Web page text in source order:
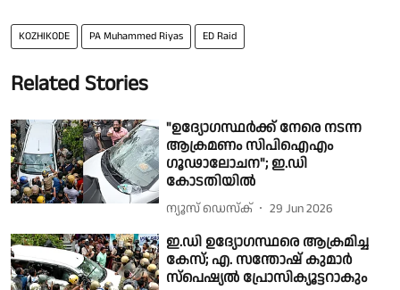
KOZHIKODE PA Muhammed Riyas ED Raid
Related Stories
"ഉദ്യോഗസ്ഥർക്ക് നേരെ നടന്ന
ആക്രമണം സിപിഐഎം
ഗൂഢാലോചന"; ഇ.ഡി
കോടതിയിൽ
ന്യൂസ് ഡെസ്ക് 29 Jun 2026
ഇ.ഡി ഉദ്യോഗസ്ഥരെ ആക്രമിച്ച
കേസ്; എ. സന്തോഷ് കുമാർ
സ്പെഷ്യൽ പ്രോസിക്യൂട്ടറാകും